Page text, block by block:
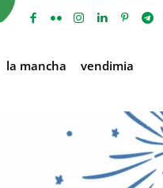
la mancha vendimia